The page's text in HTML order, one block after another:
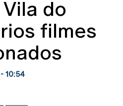
do
filmes
10:54